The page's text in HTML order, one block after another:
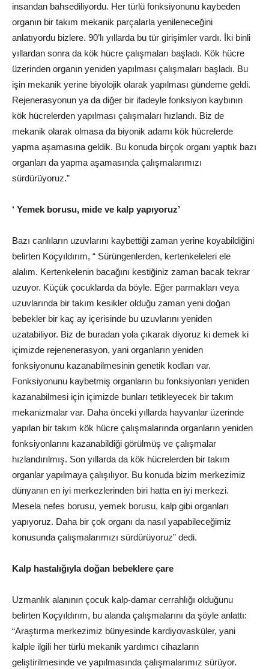
insandan bahsediliyordu. Her türlü fonksiyonunu kaybeden
organın bir takım mekanik parçalarla yenileneceğini
anlatıyordu bizlere. 90’lı yıllarda bu tür girişimler vardı. İki binli
yıllardan sonra da kök hücre çalışmaları başladı. Kök hücre
üzerinden organın yeniden yapılması çalışmaları başladı. Bu
işin mekanik yerine biyolojik olarak yapılması gündeme geldi.
Rejenerasyonun ya da diğer bir ifadeyle fonksiyon kaybının
kök hücrelerden yapılması çalışmaları hızlandı. Biz de
mekanik olarak olmasa da biyonik adamı kök hücrelerde
yapma aşamasına geldik. Bu konuda birçok organı yaptık bazı
organları da yapma aşamasında çalışmalarımızı
sürdürüyoruz.”
‘ Yemek borusu, mide ve kalp yapıyoruz’
Bazı canlıların uzuvlarını kaybettiği zaman yerine koyabildiğini
belirten Koçyıldırım, “ Sürüngenlerden, kertenkeleleri ele
alalım. Kertenkelenin bacağını kestiğiniz zaman bacak tekrar
uzuyor. Küçük çocuklarda da böyle. Eğer parmakları veya
uzuvlarında bir takım kesikler olduğu zaman yeni doğan
bebekler bir kaç ay içerisinde bu uzuvlarını yeniden
uzatabiliyor. Biz de buradan yola çıkarak diyoruz ki demek ki
içimizde rejenenerasyon, yani organların yeniden
fonksiyonunu kazanabilmesinin genetik kodları var.
Fonksiyonunu kaybetmiş organların bu fonksiyonları yeniden
kazanabilmesi için içimizde bunları tetikleyecek bir takım
mekanizmalar var. Daha önceki yıllarda hayvanlar üzerinde
yapılan bir takım kök hücre çalışmalarında organların yeniden
fonksiyonlarını kazanabildiği görülmüş ve çalışmalar
hızlandırılmış. Son yıllarda da kök hücrelerden bir takım
organlar yapılmaya çalışılıyor. Bu konuda bizim merkezimiz
dünyanın en iyi merkezlerinden biri hatta en iyi merkezi.
Mesela nefes borusu, yemek borusu, kalp gibi organları
yapıyoruz. Daha bir çok organı da nasıl yapabileceğimiz
konusunda çalışmalarımızı sürdürüyoruz” dedi.
Kalp hastalığıyla doğan bebeklere çare
Uzmanlık alanının çocuk kalp-damar cerrahlığı olduğunu
belirten Koçyıldırım, bu alanda çalışmalarını da şöyle anlattı:
“Araştırma merkezimiz bünyesinde kardiyovasküler, yani
kalple ilgili her türlü mekanik yardımcı cihazların
geliştirilmesinde ve yapılmasında çalışmalarımız sürüyor.